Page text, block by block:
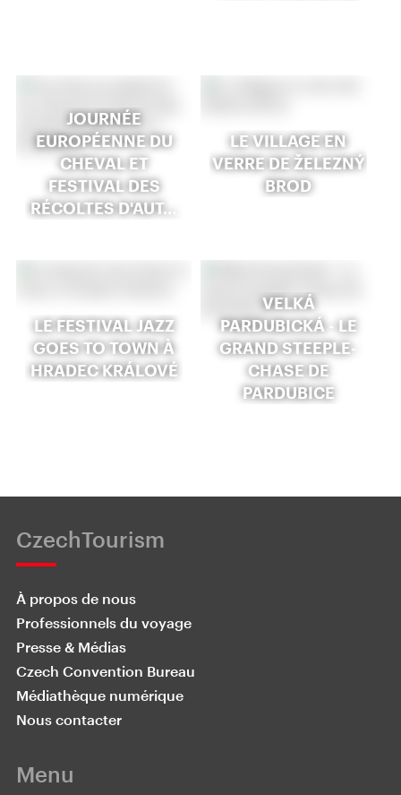
JOURNÉE
EUROPÉENNE DU
CHEVAL ET
FESTIVAL DES
RÉCOLTES D'AUT…
LE VILLAGE EN
VERRE DE ŽELEZNÝ
BROD
LE FESTIVAL JAZZ
GOES TO TOWN À
HRADEC KRÁLOVÉ
VELKÁ
PARDUBICKÁ - LE
GRAND STEEPLE-
CHASE DE
PARDUBICE
CzechTourism
À propos de nous
Professionnels du voyage
Presse & Médias
Czech Convention Bureau
Médiathèque numérique
Nous contacter
Menu